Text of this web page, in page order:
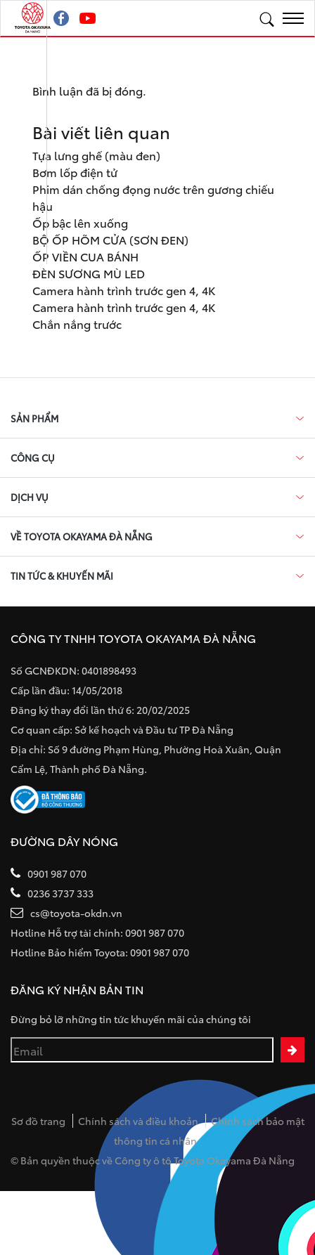
Bình luận đã bị đóng.
Bài viết liên quan
Tựa lưng ghế (màu đen)
Bơm lốp điện tử
Phim dán chống đọng nước trên gương chiếu
hậu
Ốp bậc lên xuống
BỘ ỐP HÕM CỬA (SƠN ĐEN)
ỐP VIỀN CUA BÁNH
ĐÈN SƯƠNG MÙ LED
Camera hành trình trước gen 4, 4K
Camera hành trình trước gen 4, 4K
Chắn nắng trước
SẢN PHẨM
CÔNG CỤ
DỊCH VỤ
VỀ TOYOTA OKAYAMA ĐÀ NẴNG
TIN TỨC & KHUYẾN MÃI
CÔNG TY TNHH TOYOTA OKAYAMA ĐÀ NẴNG
Số GCNĐKDN: 0401898493
Cấp lần đầu: 14/05/2018
Đăng ký thay đổi lần thứ 6: 20/02/2025
Cơ quan cấp: Sở kế hoạch và Đầu tư TP Đà Nẵng
Địa chỉ: Số 9 đường Phạm Hùng, Phường Hoà Xuân, Quận
Cẩm Lệ, Thành phố Đà Nẵng.
ĐƯỜNG DÂY NÓNG
0901 987 070
0236 3737 333
cs@toyota-okdn.vn
Hotline Hỗ trợ tài chính: 0901 987 070
Hotline Bảo hiểm Toyota: 0901 987 070
ĐĂNG KÝ NHẬN BẢN TIN
Đừng bỏ lỡ những tin tức khuyến mãi của chúng tôi
Sơ đồ trang Chính sách và điều khoản
Chính sách bảo mật
thông tin cá nhân
© Bản quyền thuộc về Công ty ô tô Toyota Okayama Đà Nẵng